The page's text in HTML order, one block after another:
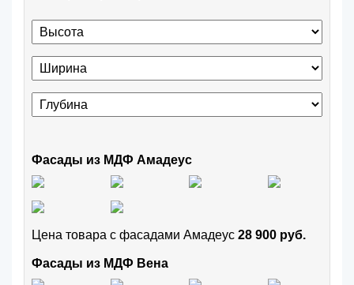
Фасады из МДФ Амадеус
Цена товара с фасадами Амадеус 28 900 руб.
Фасады из МДФ Вена